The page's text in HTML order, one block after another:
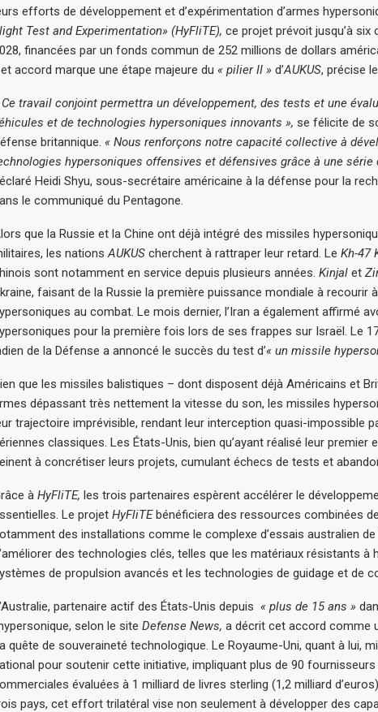
efforts de développement et d’expérimentation d’armes
Test and Experimentation» (HyFliTE), ce projet prévoit jusqu’à six
financées par un fonds commun de 252 millions de dollars
accord marque une étape majeure du « pilier II » d’AUKUS, précise
Ce travail conjoint permettra un développement, des tests et une
et de technologies hypersoniques innovants », se félicite de
britannique. « Nous renforçons notre capacité collective à
hypersoniques offensives et défensives grâce à une série
Heidi Shyu, sous-secrétaire américaine à la défense pour la
le communiqué du Pentagone.
que la Russie et la Chine ont déjà intégré des missiles
les nationsAUKUScherchent à rattraper leur retard. Le Kh-47
sont notamment en service depuis plusieurs années. Kinjal et
faisant de la Russie la première puissance mondiale à recourir
au combat. Le mois dernier, l’Iran a également affirmé
pour la première fois lors de ses frappes sur Israël. Le
de la Défense a annoncé le succès du test d’« un missile
que les missiles balistiques – dont disposent déjà Américains et
dépassant très nettement la vitesse du son, les missiles
trajectoire imprévisible, rendant leur interception quasi-impossible
classiques. Les États-Unis, bien qu’ayant réalisé leur premier
à concrétiser leurs projets, cumulant échecs de tests et
à HyFliTE, les trois partenaires espèrent accélérer le
Le projet HyFliTEbénéficiera des ressources combinées
des installations comme le complexe d’essais australien
des technologies clés, telles que les matériaux résistants à
de propulsion avancés et les technologies de guidage et de
partenaire actif des États-Unis depuis « plus de 15 ans »
selon le site Defense News, a décrit cet accord comme
quête de souveraineté technologique. Le Royaume-Uni, quant à lui,
pour soutenir cette initiative, impliquant plus de 90
évaluées à 1 milliard de livres sterling (1,2 milliard
pays, cet effort trilatéral vise non seulement à développer des